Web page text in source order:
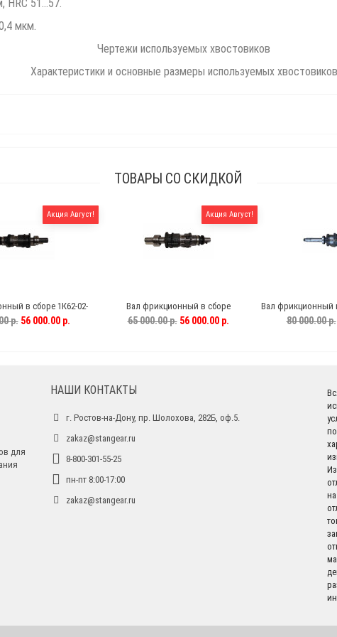
HRC 51...57.
мкм.
ТОВАРЫ СО СКИДКОЙ
Акция Август!
в сборе 1К62-02-
310СБ
р.56 000.00 р.
Акция Август!
Вал фрикционный в сборе
1К62Д.020.015
65 000.00 р.56 000.00 р.
Вал фрикционный
80 000.00 р.
для
НАШИ КОНТАКТЫ
г. Ростов-на-Дону, пр. Шолохова, 282Б, оф.5.
zakaz@stangear.ru
8-800-301-55-25
пн-пт 8:00-17:00
zakaz@stangear.ru